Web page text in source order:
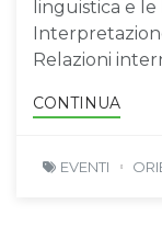
linguistica e
Relazioni
CONTINUA
EVENTI